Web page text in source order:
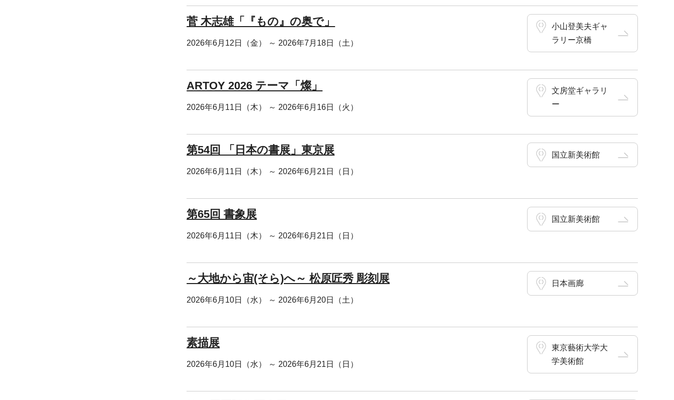
菅 木志雄「『もの』の奥で」
2026年6月12日（金） ～ 2026年7月18日（土）
小山登美夫ギャ
ラリー京橋
ARTOY 2026 テーマ「燦」
2026年6月11日（木） ～ 2026年6月16日（火）
文房堂ギャラリ
ー
第54回 「日本の書展」東京展
2026年6月11日（木） ～ 2026年6月21日（日）
国立新美術館
第65回 書象展
2026年6月11日（木） ～ 2026年6月21日（日）
国立新美術館
～大地から宙(そら)へ～ 松原匠秀 彫刻展
2026年6月10日（水） ～ 2026年6月20日（土）
日本画廊
素描展
2026年6月10日（水） ～ 2026年6月21日（日）
東京藝術大学大
学美術館